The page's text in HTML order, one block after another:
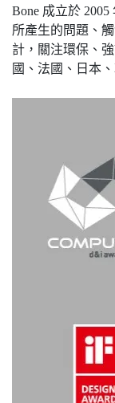
Bone 成立於
所產生的問題、
計，關注環保、
國、法國、日本